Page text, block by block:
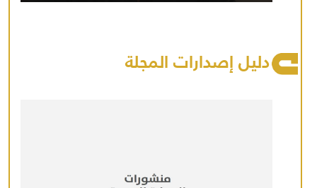
دليل إصدارات المجلة